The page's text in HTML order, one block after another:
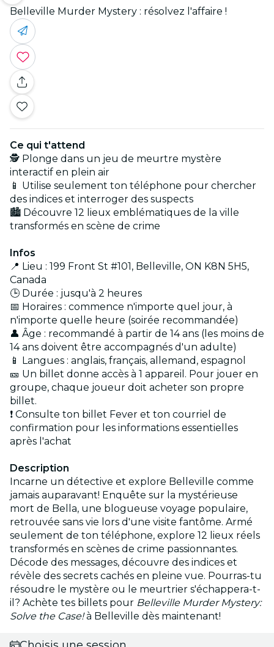
Belleville Murder Mystery : résolvez l'affaire !
Ce qui t'attend
🕵️ Plonge dans un jeu de meurtre mystère
interactif en plein air
📱 Utilise seulement ton téléphone pour chercher
des indices et interroger des suspects
🏙️ Découvre 12 lieux emblématiques de la ville
transformés en scène de crime
Infos
📍 Lieu : 199 Front St #101, Belleville, ON K8N 5H5,
Canada
🕒 Durée : jusqu'à 2 heures
📅 Horaires : commence n'importe quel jour, à
n'importe quelle heure (soirée recommandée)
👤 Âge : recommandé à partir de 14 ans (les moins de
14 ans doivent être accompagnés d'un adulte)
📱 Langues : anglais, français, allemand, espagnol
🎫 Un billet donne accès à 1 appareil. Pour jouer en
groupe, chaque joueur doit acheter son propre
billet.
❗ Consulte ton billet Fever et ton courriel de
confirmation pour les informations essentielles
après l'achat
Description
Incarne un détective et explore Belleville comme
jamais auparavant! Enquête sur la mystérieuse
mort de Bella, une blogueuse voyage populaire,
retrouvée sans vie lors d'une visite fantôme. Armé
seulement de ton téléphone, explore 12 lieux réels
transformés en scènes de crime passionnantes.
Décode des messages, découvre des indices et
révèle des secrets cachés en pleine vue. Pourras-tu
résoudre le mystère ou le meurtrier s'échappera-t-
il? Achète tes billets pour Belleville Murder Mystery:
Solve the Case!à Belleville dès maintenant!